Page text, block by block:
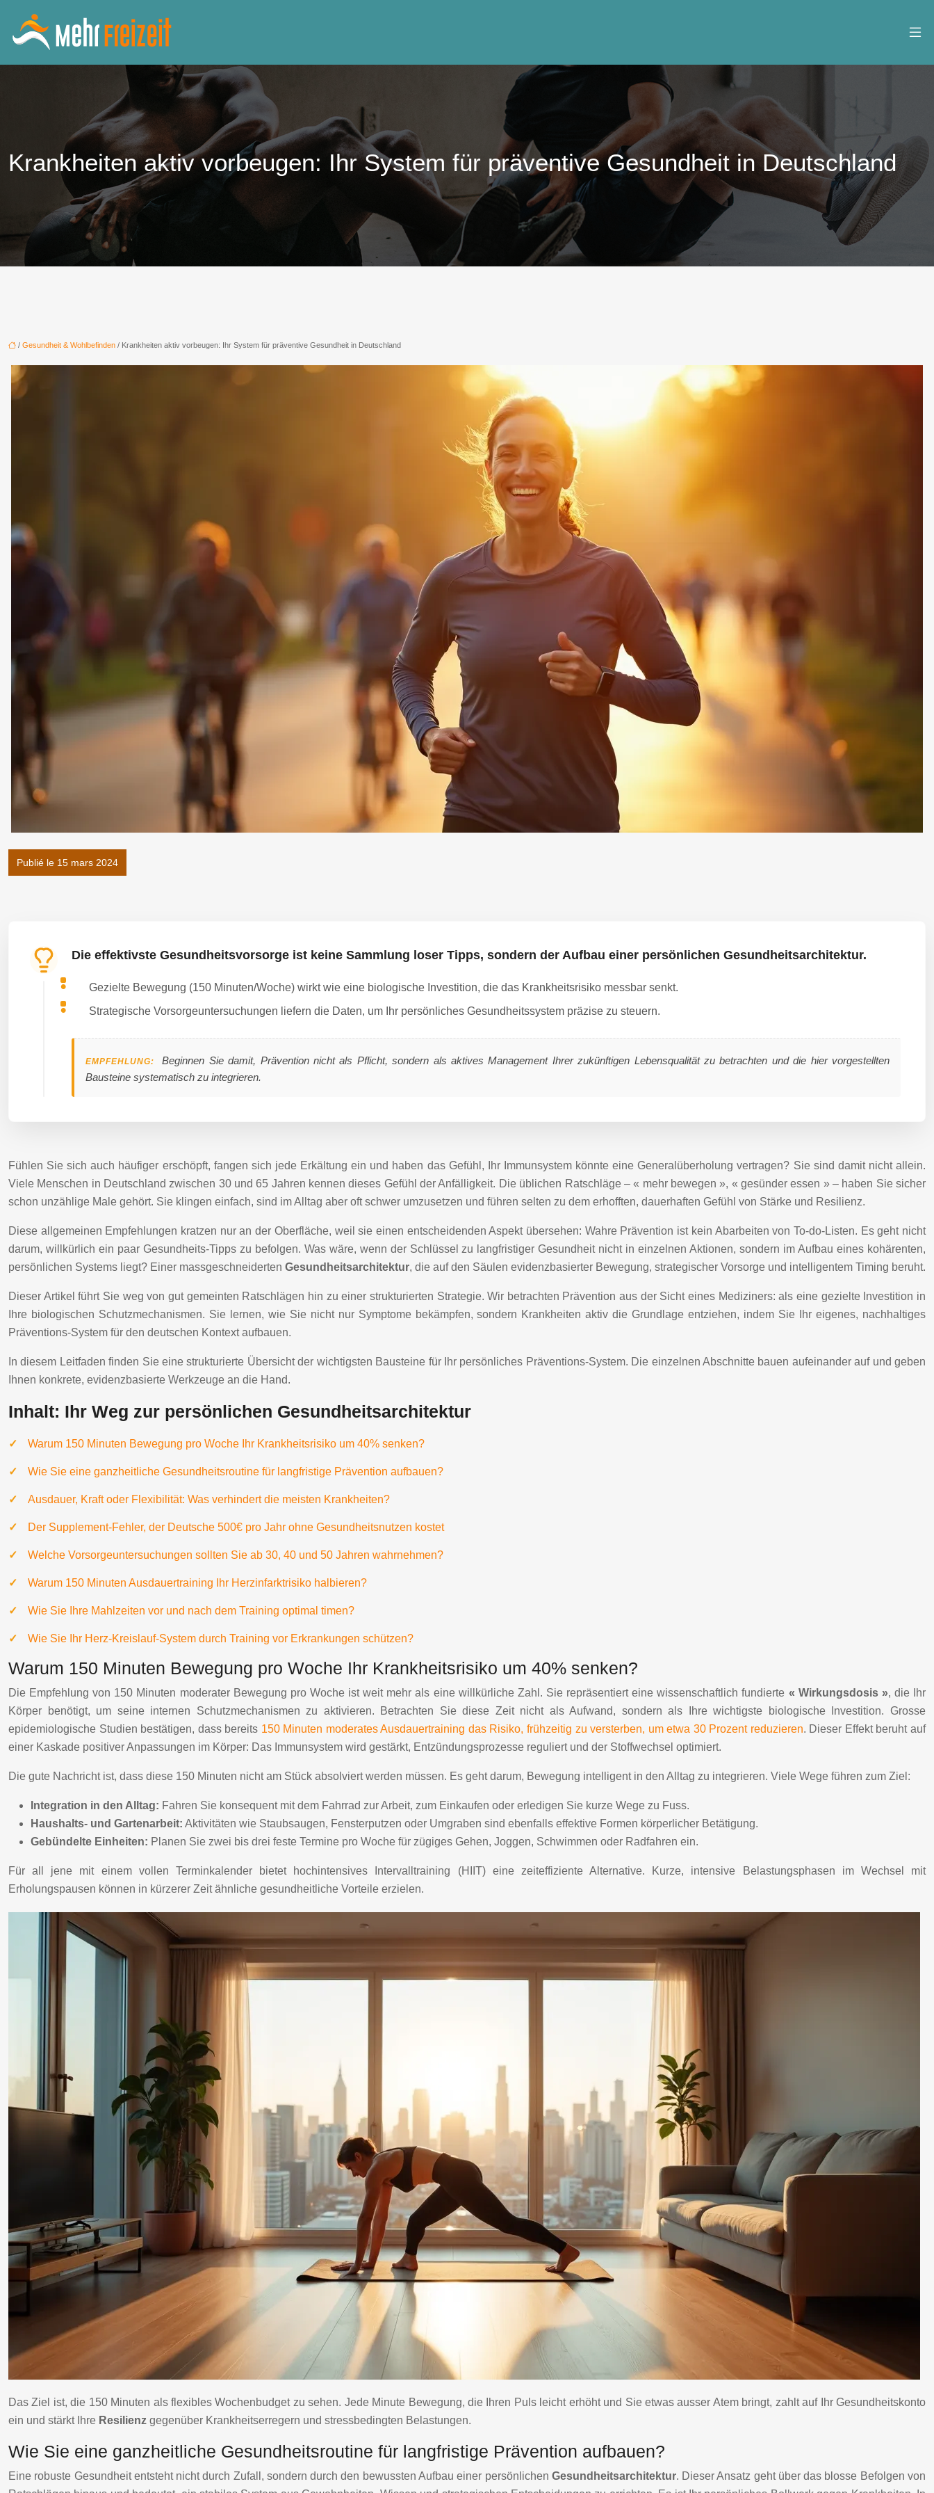
Krankheiten aktiv vorbeugen: Ihr System für präventive Gesundheit in Deutschland
/ Gesundheit & Wohlbefinden / Krankheiten aktiv vorbeugen: Ihr System für präventive Gesundheit in Deutschland
Publié le 15 mars 2024
Die effektivste Gesundheitsvorsorge ist keine Sammlung loser Tipps, sondern der Aufbau einer persönlichen Gesundheitsarchitektur.
Gezielte Bewegung (150 Minuten/Woche) wirkt wie eine biologische Investition, die das Krankheitsrisiko messbar senkt.
Strategische Vorsorgeuntersuchungen liefern die Daten, um Ihr persönliches Gesundheitssystem präzise zu steuern.
EMPFEHLUNG:
Beginnen Sie damit, Prävention nicht als Pflicht, sondern als aktives Management Ihrer zukünftigen Lebensqualität zu betrachten und die hier vorgestellten
Bausteine systematisch zu integrieren.
Fühlen Sie sich auch häufiger erschöpft, fangen sich jede Erkältung ein und haben das Gefühl, Ihr Immunsystem könnte eine Generalüberholung vertragen? Sie sind damit nicht allein.
Viele Menschen in Deutschland zwischen 30 und 65 Jahren kennen dieses Gefühl der Anfälligkeit. Die üblichen Ratschläge – « mehr bewegen », « gesünder essen » – haben Sie sicher
schon unzählige Male gehört. Sie klingen einfach, sind im Alltag aber oft schwer umzusetzen und führen selten zu dem erhofften, dauerhaften Gefühl von Stärke und Resilienz.
Diese allgemeinen Empfehlungen kratzen nur an der Oberfläche, weil sie einen entscheidenden Aspekt übersehen: Wahre Prävention ist kein Abarbeiten von To-do-Listen. Es geht nicht
darum, willkürlich ein paar Gesundheits-Tipps zu befolgen. Was wäre, wenn der Schlüssel zu langfristiger Gesundheit nicht in einzelnen Aktionen, sondern im Aufbau eines kohärenten,
persönlichen Systems liegt? Einer massgeschneiderten Gesundheitsarchitektur, die auf den Säulen evidenzbasierter Bewegung, strategischer Vorsorge und intelligentem Timing beruht.
Dieser Artikel führt Sie weg von gut gemeinten Ratschlägen hin zu einer strukturierten Strategie. Wir betrachten Prävention aus der Sicht eines Mediziners: als eine gezielte Investition in
Ihre biologischen Schutzmechanismen. Sie lernen, wie Sie nicht nur Symptome bekämpfen, sondern Krankheiten aktiv die Grundlage entziehen, indem Sie Ihr eigenes, nachhaltiges
Präventions-System für den deutschen Kontext aufbauen.
In diesem Leitfaden finden Sie eine strukturierte Übersicht der wichtigsten Bausteine für Ihr persönliches Präventions-System. Die einzelnen Abschnitte bauen aufeinander auf und geben
Ihnen konkrete, evidenzbasierte Werkzeuge an die Hand.
Inhalt: Ihr Weg zur persönlichen Gesundheitsarchitektur
Warum 150 Minuten Bewegung pro Woche Ihr Krankheitsrisiko um 40% senken?
Wie Sie eine ganzheitliche Gesundheitsroutine für langfristige Prävention aufbauen?
Ausdauer, Kraft oder Flexibilität: Was verhindert die meisten Krankheiten?
Der Supplement-Fehler, der Deutsche 500€ pro Jahr ohne Gesundheitsnutzen kostet
Welche Vorsorgeuntersuchungen sollten Sie ab 30, 40 und 50 Jahren wahrnehmen?
Warum 150 Minuten Ausdauertraining Ihr Herzinfarktrisiko halbieren?
Wie Sie Ihre Mahlzeiten vor und nach dem Training optimal timen?
Wie Sie Ihr Herz-Kreislauf-System durch Training vor Erkrankungen schützen?
Warum 150 Minuten Bewegung pro Woche Ihr Krankheitsrisiko um 40% senken?
Die Empfehlung von 150 Minuten moderater Bewegung pro Woche ist weit mehr als eine willkürliche Zahl. Sie repräsentiert eine wissenschaftlich fundierte « Wirkungsdosis », die Ihr
Körper benötigt, um seine internen Schutzmechanismen zu aktivieren. Betrachten Sie diese Zeit nicht als Aufwand, sondern als Ihre wichtigste biologische Investition. Grosse
epidemiologische Studien bestätigen, dass bereits 150 Minuten moderates Ausdauertraining das Risiko, frühzeitig zu versterben, um etwa 30 Prozent reduzieren. Dieser Effekt beruht auf
einer Kaskade positiver Anpassungen im Körper: Das Immunsystem wird gestärkt, Entzündungsprozesse reguliert und der Stoffwechsel optimiert.
Die gute Nachricht ist, dass diese 150 Minuten nicht am Stück absolviert werden müssen. Es geht darum, Bewegung intelligent in den Alltag zu integrieren. Viele Wege führen zum Ziel:
Integration in den Alltag: Fahren Sie konsequent mit dem Fahrrad zur Arbeit, zum Einkaufen oder erledigen Sie kurze Wege zu Fuss.
Haushalts- und Gartenarbeit: Aktivitäten wie Staubsaugen, Fensterputzen oder Umgraben sind ebenfalls effektive Formen körperlicher Betätigung.
Gebündelte Einheiten: Planen Sie zwei bis drei feste Termine pro Woche für zügiges Gehen, Joggen, Schwimmen oder Radfahren ein.
Für all jene mit einem vollen Terminkalender bietet hochintensives Intervalltraining (HIIT) eine zeiteffiziente Alternative. Kurze, intensive Belastungsphasen im Wechsel mit
Erholungspausen können in kürzerer Zeit ähnliche gesundheitliche Vorteile erzielen.
Das Ziel ist, die 150 Minuten als flexibles Wochenbudget zu sehen. Jede Minute Bewegung, die Ihren Puls leicht erhöht und Sie etwas ausser Atem bringt, zahlt auf Ihr Gesundheitskonto
ein und stärkt Ihre Resilienz gegenüber Krankheitserregern und stressbedingten Belastungen.
Wie Sie eine ganzheitliche Gesundheitsroutine für langfristige Prävention aufbauen?
Eine robuste Gesundheit entsteht nicht durch Zufall, sondern durch den bewussten Aufbau einer persönlichen Gesundheitsarchitektur. Dieser Ansatz geht über das blosse Befolgen von